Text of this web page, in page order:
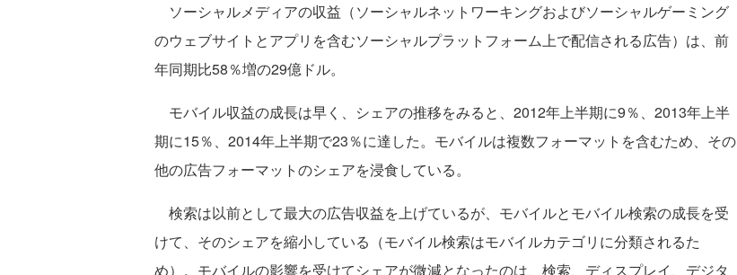
ソーシャルメディアの収益（ソーシャルネットワーキングおよびソーシャルゲーミング
のウェブサイトとアプリを含むソーシャルプラットフォーム上で配信される広告）は、前
年同期比58％増の29億ドル。
モバイル収益の成長は早く、シェアの推移をみると、2012年上半期に9％、2013年上半
期に15％、2014年上半期で23％に達した。モバイルは複数フォーマットを含むため、その
他の広告フォーマットのシェアを浸食している。
検索は以前として最大の広告収益を上げているが、モバイルとモバイル検索の成長を受
けて、そのシェアを縮小している（モバイル検索はモバイルカテゴリに分類されるた
め）。モバイルの影響を受けてシェアが微減となったのは、検索、ディスプレイ、デジタ